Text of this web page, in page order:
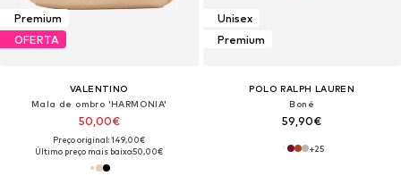
Premium
OFERTA
VALENTINO
Mala de ombro 'HARMONIA'
50,00€
Preço original: 149,00€
Último preço mais baixo:50,00€
Unisex
Premium
POLO RALPH LAUREN
Boné
59,90€
+25